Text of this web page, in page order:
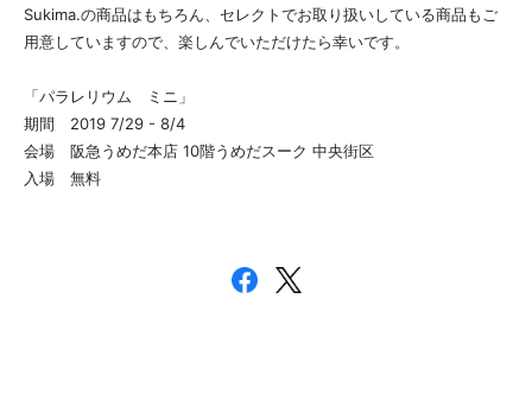
Sukima.の商品はもちろん、セレクトでお取り扱いしている商品もご
用意していますので、楽しんでいただけたら幸いです。
「パラレリウム ミニ」
期間 2019 7/29 - 8/4
会場 阪急うめだ本店 10階うめだスーク 中央街区
入場 無料